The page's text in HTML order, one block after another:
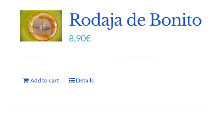
Rodaja de Bonito
8,90€
Add to cart Details